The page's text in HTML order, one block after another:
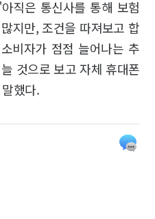
직은 통신사를 통해 보험
지만, 조건을 따져보고 합
비자가 점점 늘어나는 추
것으로 보고 자체 휴대폰
했다.